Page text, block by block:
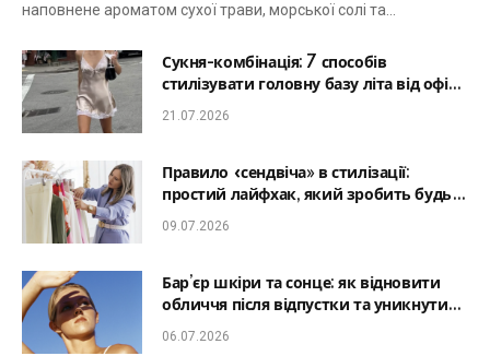
наповнене ароматом сухої трави, морської солі та…
Сукня-комбінація: 7 способів
стилізувати головну базу літа від офісу
до романтичної вечері
21.07.2026
Правило «сендвіча» в стилізації:
простий лайфхак, який зробить будь-
який образ гармонійним
09.07.2026
Бар’єр шкіри та сонце: як відновити
обличчя після відпустки та уникнути
фотостаріння
06.07.2026